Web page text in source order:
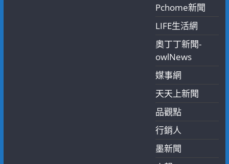
Pchome新聞
LIFE生活網
奧丁丁新聞-
owlNews
媒事網
天天上新聞
品觀點
行銷人
墨新聞